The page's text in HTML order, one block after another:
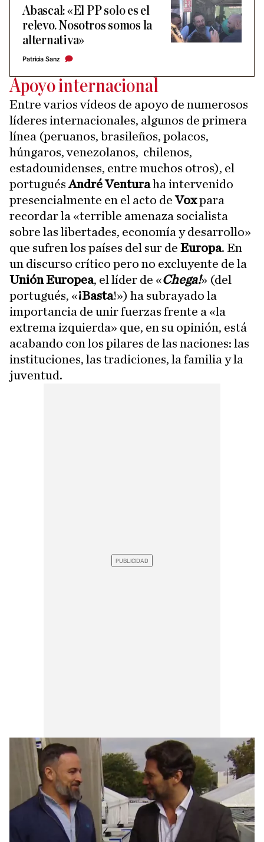
Abascal: «El PP solo es el
relevo. Nosotros somos la
alternativa»
Patricia Sanz
Apoyo internacional
Entre varios vídeos de apoyo de numerosos
líderes internacionales, algunos de primera
línea (peruanos, brasileños, polacos,
húngaros, venezolanos, chilenos,
estadounidenses, entre muchos otros), el
portuguésAndré Venturaha intervenido
presencialmente en el acto deVoxpara
recordar la «terrible amenaza socialista
sobre las libertades, economía y desarrollo»
que sufren los países del sur de Europa. En
un discurso crítico pero no excluyente de la
Unión Europea, el líder de «Chega!» (del
portugués, «¡Basta!») ha subrayado la
importancia de unir fuerzas frente a «la
extrema izquierda» que, en su opinión, está
acabando con los pilares de las naciones: las
instituciones, las tradiciones, la familia y la
juventud.